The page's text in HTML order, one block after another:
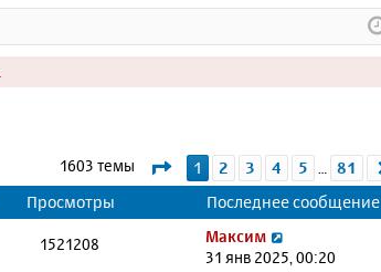
Q
о
д
1603 темы Страница1 из 81
1 2 3 4 5 81
Просмотры Последнее сообщение
1521208
Максим
31 янв 2025, 00:20